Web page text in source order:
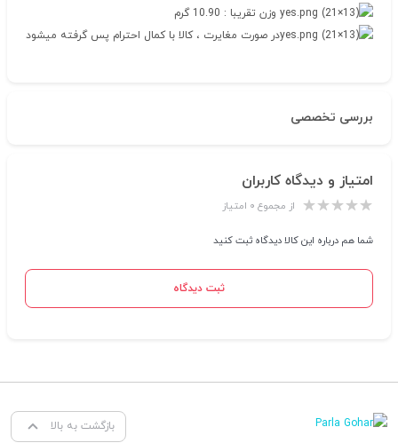
وزن تقریبا : 10.90 گرم
در صورت مغایرت ، کالا با کمال احترام پس گرفته میشود
بررسی تخصصی
امتیاز و دیدگاه کاربران
از مجموع ۰ امتیاز
شما هم درباره این کالا دیدگاه ثبت کنید
ثبت دیدگاه
بازگشت به بالا